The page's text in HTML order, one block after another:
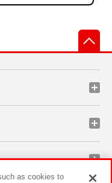
as cookies to